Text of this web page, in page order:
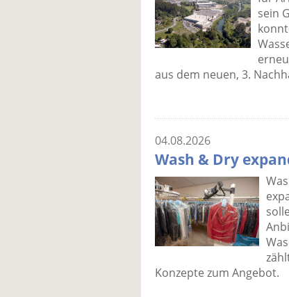
sein
aus dem neuen, 3.
04.08.2026
Wash & Dry
Konzepte zum Angebot.